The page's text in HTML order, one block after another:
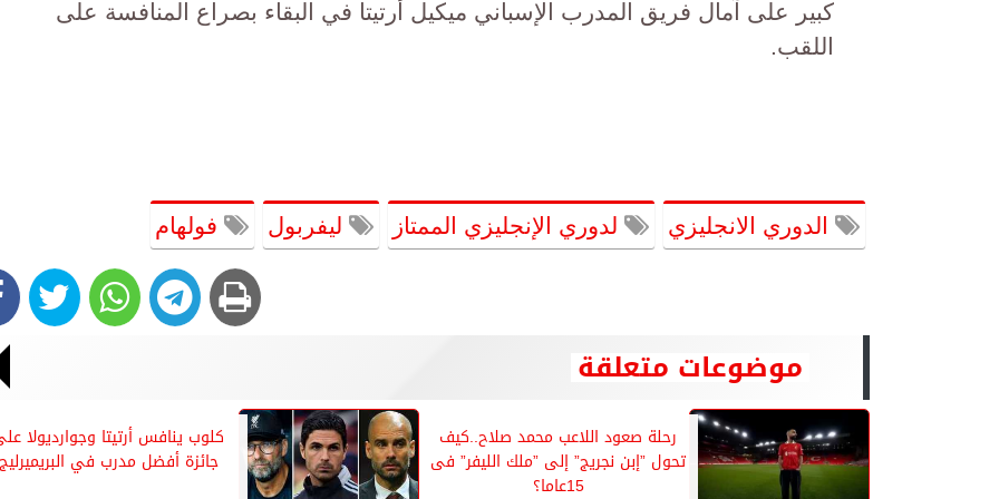
كبير على آمال فريق المدرب الإسباني ميكيل أرتيتا في البقاء بصراع المنافسة على
اللقب.
الدوري الانجليزي لدوري الإنجليزي الممتاز ليفربول فولهام
موضوعات متعلقة
رحلة صعود اللاعب محمد صلاح..كيف
تحول ”إبن نجريج” إلى ”ملك الليفر” فى
15عاما؟
كلوب ينافس أرتيتا وجوارديولا
جائزة أفضل مدرب في